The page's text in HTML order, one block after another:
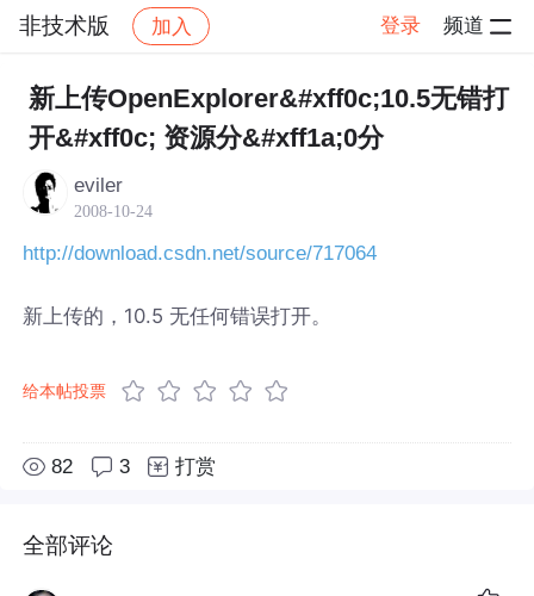
非技术版 加入 登录 频道
社区 非技术版 帖子详情
新上传OpenExplorer&#xff0c;10.5无错打
开&#xff0c; 资源分&#xff1a;0分
eviler
2008-10-24
http://download.csdn.net/source/717064
新上传的，10.5 无任何错误打开。
给本帖投票
82 3 打赏
全部评论